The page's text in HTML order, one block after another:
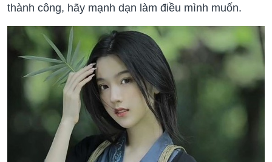
thành công, hãy mạnh dạn làm điều mình muốn.